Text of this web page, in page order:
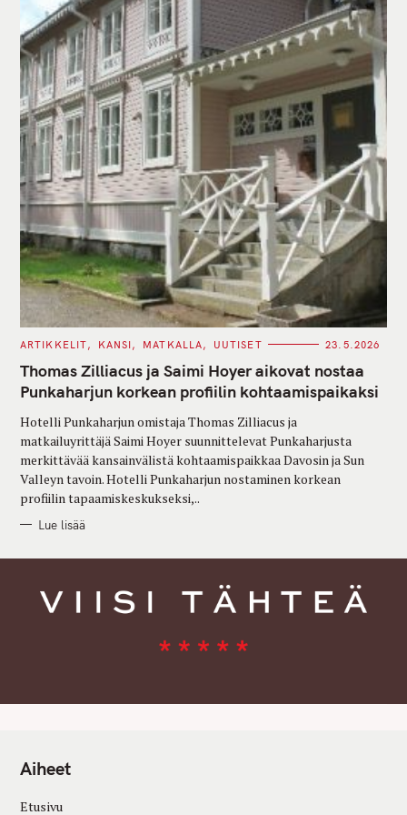
C
T
E
G
O
I
E
S
ARTIKKELIT KANSI MATKALLA UUTISET 23.5.2026
Thomas Zilliacus ja Saimi Hoyer aikovat nostaa
Punkaharjun korkean profiilin kohtaamispaikaksi
Hotelli Punkaharjun omistaja Thomas Zilliacus ja
matkailuyrittäjä Saimi Hoyer suunnittelevat Punkaharjusta
merkittävää kansainvälistä kohtaamispaikkaa Davosin ja Sun
Valleyn tavoin. Hotelli Punkaharjun nostaminen korkean
profiilin tapaamiskeskukseksi,..
Lue lisää
Aiheet
Etusivu